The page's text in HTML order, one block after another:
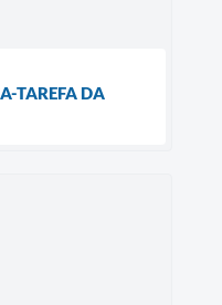
TAREFA DA